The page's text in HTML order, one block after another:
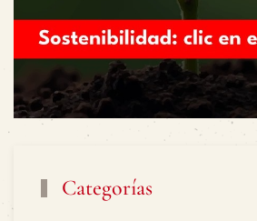
Categorías